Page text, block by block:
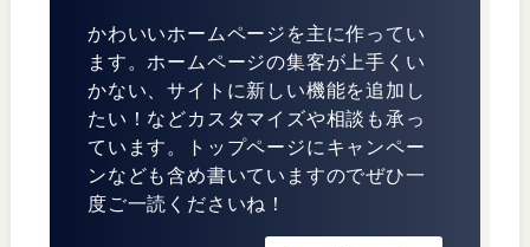
かわいいホームページを主に作ってい
ます。ホームページの集客が上手くい
かない、サイトに新しい機能を追加し
たい！などカスタマイズや相談も承っ
ています。トップページにキャンペー
ンなども含め書いていますのでぜひ一
度ご一読くださいね！